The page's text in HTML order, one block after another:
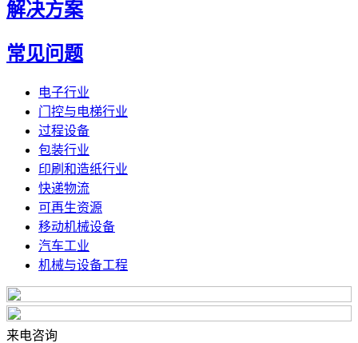
解决方案
常见问题
电子行业
门控与电梯行业
过程设备
包装行业
印刷和造纸行业
快递物流
可再生资源
移动机械设备
汽车工业
机械与设备工程
来电咨询